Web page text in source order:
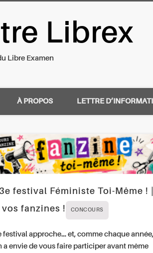
Examen
Librex
Libre Examen
À PROPOS LETTRE
festival Féministe Toi-Même !
vos fanzines !
CONCOURS
festival approche… et, comme chaque année,
a envie de vous faire participer avant même